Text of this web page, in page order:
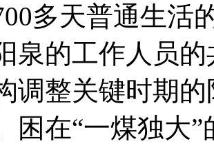
多天普通生活
泉的工作人员
调整关键时期
困在“一煤独大